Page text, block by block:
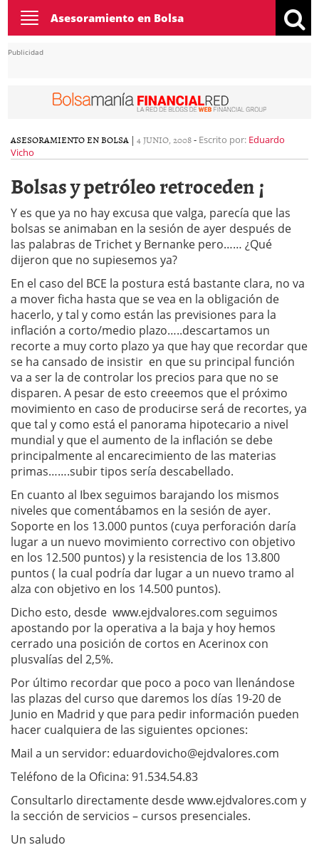
Toggle
navigation
Asesoramiento en Bolsa
Publicidad
ASESORAMIENTO EN BOLSA | 4 JUNIO, 2008- Escrito por: Eduardo
Vicho
Bolsas y petróleo retroceden ¡
Y es que ya no hay excusa que valga, parecía que las
bolsas se animaban en la sesión de ayer después de
las palabras de Trichet y Bernanke pero…… ¿Qué
dijeron que no supiesemos ya?
En el caso del BCE la postura está bastante clara, no va
a mover ficha hasta que se vea en la obligación de
hacerlo, y tal y como están las previsiones para la
inflación a corto/medio plazo…..descartamos un
recorte a muy corto plazo ya que hay que recordar que
se ha cansado de insistir en que su principal función
va a ser la de controlar los precios para que no se
disparen. A pesar de esto creeemos que el próximo
movimiento en caso de producirse será de recortes, ya
que tal y como está el panorama hipotecario a nivel
mundial y que el aumento de la inflación se debe
principalmente al encarecimiento de las materias
primas…….subir tipos sería descabellado.
En cuanto al Ibex seguimos barajando los mismos
niveles que comentábamos en la sesión de ayer.
Soporte en los 13.000 puntos (cuya perforación daría
lugar a un nuevo movimiento correctivo con objetivo
en los 12.500 puntos) y la resistencia de los 13.800
puntos ( la cual podría dar lugar a un nuevo tramo al
alza con objetivo en los 14.500 puntos).
Dicho esto, desde www.ejdvalores.com seguimos
apostando por la operativa a la baja y hoy hemos
cerrado una posición de cortos en Acerinox con
plusvalías del 2,5%.
Por último recordar que poco a poco van llenándose
las plazas del curso que daremos los días 19-20 de
Junio en Madrid y que para pedir información pueden
hacer cualquiera de las siguientes opciones:
Mail a un servidor: eduardovicho@ejdvalores.com
Teléfono de la Oficina: 91.534.54.83
Consultarlo directamente desde www.ejdvalores.com y
la sección de servicios – cursos presenciales.
Un saludo